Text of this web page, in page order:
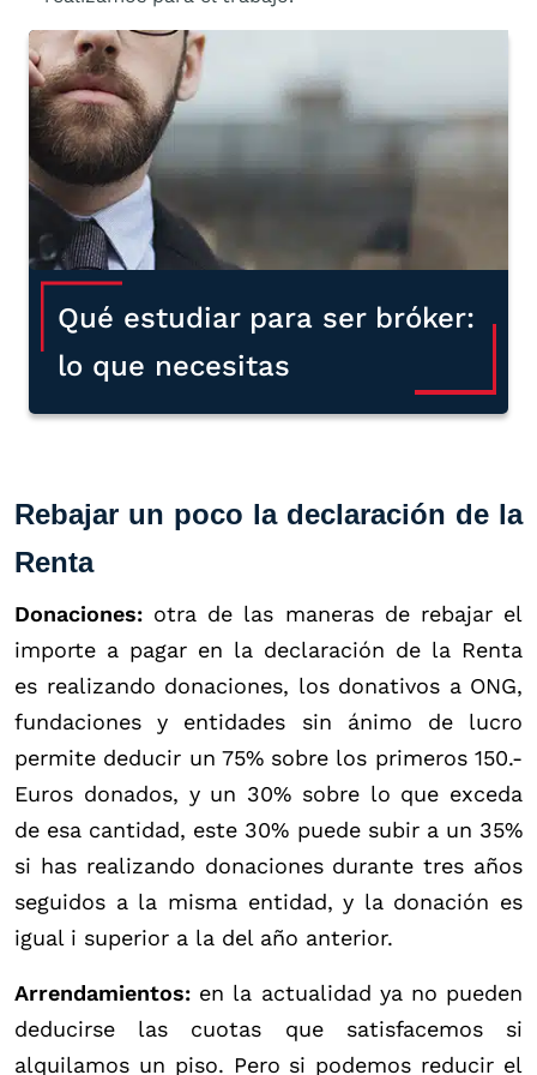
Qué estudiar para ser bróker:
lo que necesitas
Rebajar un poco la declaración de la
Renta
Donaciones: otra de las maneras de rebajar el
importe a pagar en la declaración de la Renta
es realizando donaciones, los donativos a ONG,
fundaciones y entidades sin ánimo de lucro
permite deducir un 75% sobre los primeros 150.-
Euros donados, y un 30% sobre lo que exceda
de esa cantidad, este 30% puede subir a un 35%
si has realizando donaciones durante tres años
seguidos a la misma entidad, y la donación es
igual i superior a la del año anterior.
Arrendamientos: en la actualidad ya no pueden
deducirse las cuotas que satisfacemos si
alquilamos un piso. Pero si podemos reducir el